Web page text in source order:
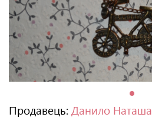
Продавець: Данило Наташа